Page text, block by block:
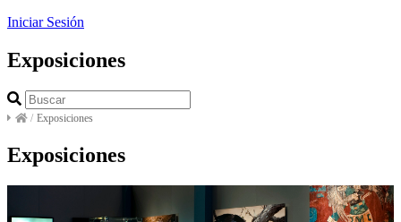
Iniciar Sesión
Exposiciones
/ Exposiciones
Exposiciones